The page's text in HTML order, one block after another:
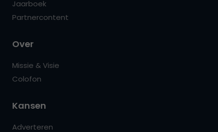
Jaarboek
Partnercontent
Over
Missie & Visie
Colofon
Kansen
Adverteren